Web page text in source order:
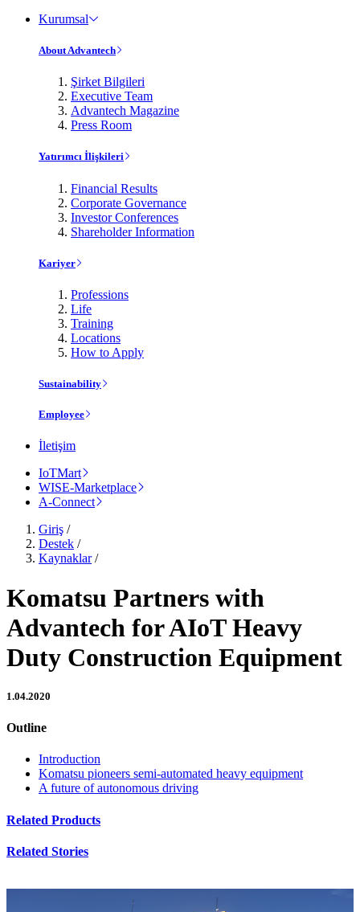
Kurumsal
About Advantech
Şirket Bilgileri
Executive Team
Advantech Magazine
Press Room
Yatırımcı İlişkileri
Financial Results
Corporate Governance
Investor Conferences
Shareholder Information
Kariyer
Professions
Life
Training
Locations
How to Apply
Sustainability
Employee
İletişim
IoTMart
WISE-Marketplace
A-Connect
Giriş /
Destek /
Kaynaklar/
Komatsu Partners with
Advantech for AIoT Heavy
Duty Construction Equipment
1.04.2020
Outline
Introduction
Komatsu pioneers semi-automated heavy equipment
A future of autonomous driving
Related Products
Related Stories